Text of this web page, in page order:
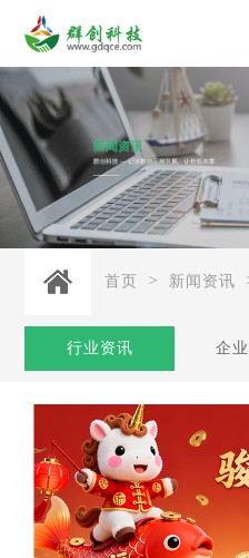
首页 > 新闻资讯
行业资讯 企